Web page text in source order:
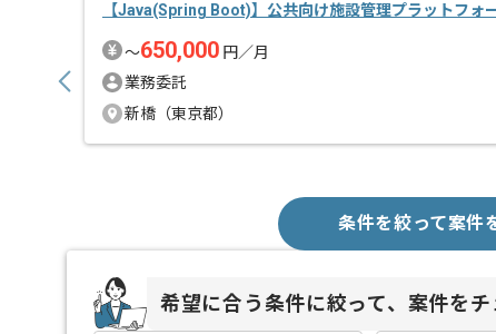
【Java(Spring Boot)】公共向け施設管理プラットフォ
〜650,000 円／月
業務委託
新橋（東京都）
条件を絞って案件
希望に合う条件に絞って、案件をチ